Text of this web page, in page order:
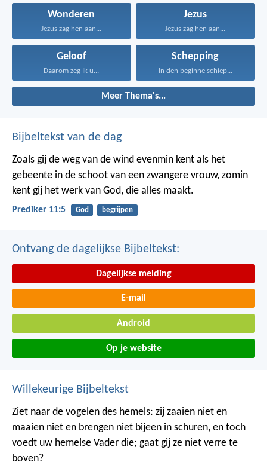
Wonderen
Jezus zag hen aan...
Jezus
Jezus zag hen aan...
Geloof
Daarom zeg Ik u...
Schepping
In den beginne schiep...
Meer Thema's...
Bijbeltekst van de dag
Zoals gij de weg van de wind evenmin kent als het
gebeente in de schoot van een zwangere vrouw, zomin
kent gij het werk van God, die alles maakt.
Prediker 11:5 God begrijpen
Ontvang de dagelijkse Bijbeltekst:
Dagelijkse melding
E-mail
Android
Op je website
Willekeurige Bijbeltekst
Ziet naar de vogelen des hemels: zij zaaien niet en
maaien niet en brengen niet bijeen in schuren, en toch
voedt uw hemelse Vader die; gaat gij ze niet verre te
boven?